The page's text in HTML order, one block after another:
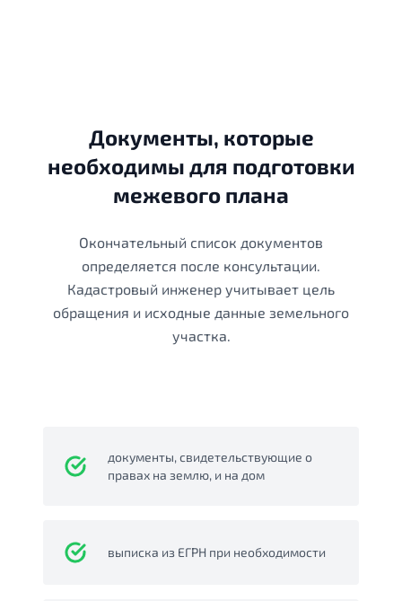
Документы, которые
необходимы для подготовки
межевого плана
Окончательный список документов
определяется после консультации.
Кадастровый инженер учитывает цель
обращения и исходные данные земельного
участка.
документы, свидетельствующие о
правах на землю, и на дом
выписка из ЕГРН при необходимости